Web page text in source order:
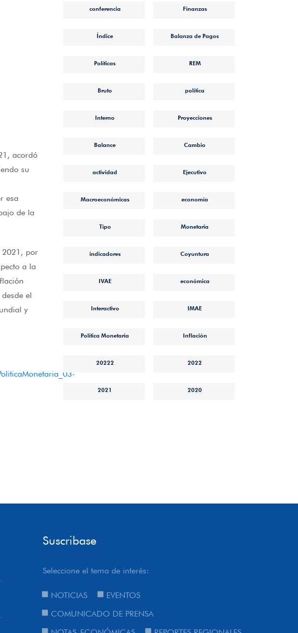
acordó
su
esa
de la
2021, por
a la
el
y
conferencia Finanzas
Índice Balanza de Pagos
Políticas REM
Bruto política
Interno Proyecciones
Balance Cambio
actividad Ejecutivo
Macroeconómicas economía
Tipo Monetaria
indicadores Coyuntura
IVAE económica
Interactivo IMAE
Política Monetaria Inflación
20222 2022
2021 2020
Suscribase
Seleccione el tema de interés:
NOTICIAS
EVENTOS
COMUNICADO DE PRENSA